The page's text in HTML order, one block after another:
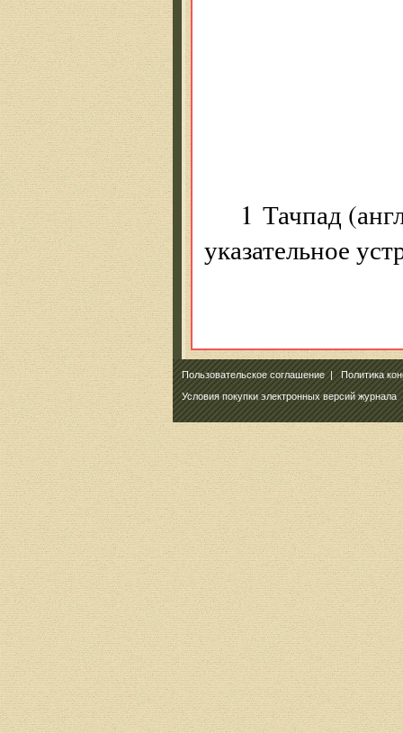
1 Тачпад
указательное
Пользовательское соглашение|Политика
Условия покупки электронных версий журнала